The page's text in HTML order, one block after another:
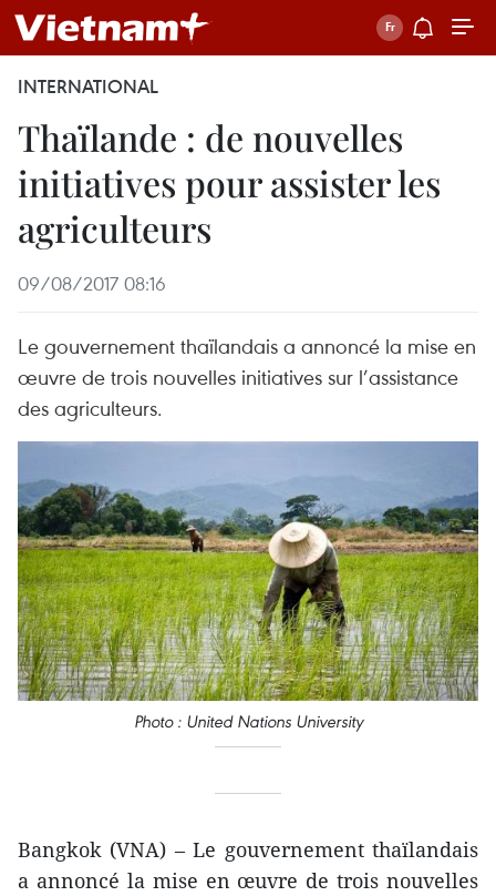
INTERNATIONAL
Thaïlande : de nouvelles
initiatives pour assister les
agriculteurs
09/08/2017 08:16
Le gouvernement thaïlandais a annoncé la mise en
œuvre de trois nouvelles initiatives sur l’assistance
des agriculteurs.
Photo : United Nations University
Bangkok (VNA) – Le gouvernement thaïlandais
a annoncé la mise en œuvre de trois nouvelles